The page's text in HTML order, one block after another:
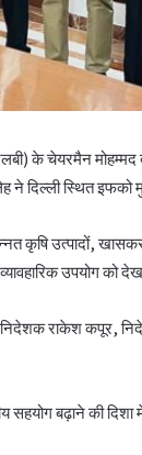
के चेयरमैन
ने दिल्ली स्थित इफको
कृषि उत्पादों,
उपयोग को
राकेश कपूर,
सहयोग बढ़ाने की